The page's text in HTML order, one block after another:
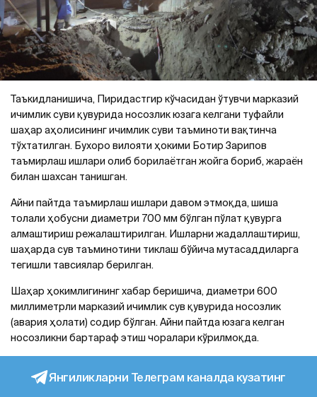
Таъкидланишича, Пиридастгир кўчасидан ўтувчи марказий
ичимлик суви қувурида носозлик юзага келгани туфайли
шаҳар аҳолисининг ичимлик суви таъминоти вақтинча
тўхтатилган. Бухоро вилояти ҳокими Ботир Зарипов
таъмирлаш ишлари олиб борилаётган жойга бориб, жараён
билан шахсан танишган.
Айни пайтда таъмирлаш ишлари давом этмоқда, шиша
толали ҳобусни диаметри 700 мм бўлган пўлат қувурга
алмаштириш режалаштирилган. Ишларни жадаллаштириш,
шаҳарда сув таъминотини тиклаш бўйича мутасаддиларга
тегишли тавсиялар берилган.
Шаҳар ҳокимлигининг хабар беришича, диаметри 600
миллиметрли марказий ичимлик сув қувурида носозлик
(авария ҳолати) содир бўлган. Айни пайтда юзага келган
носозликни бартараф этиш чоралари кўрилмоқда.
Янгиликларни Телеграм каналда кузатинг